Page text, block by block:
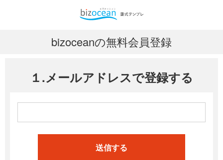
bizoceanの無料会員登録
１.メールアドレスで登録する
送信する